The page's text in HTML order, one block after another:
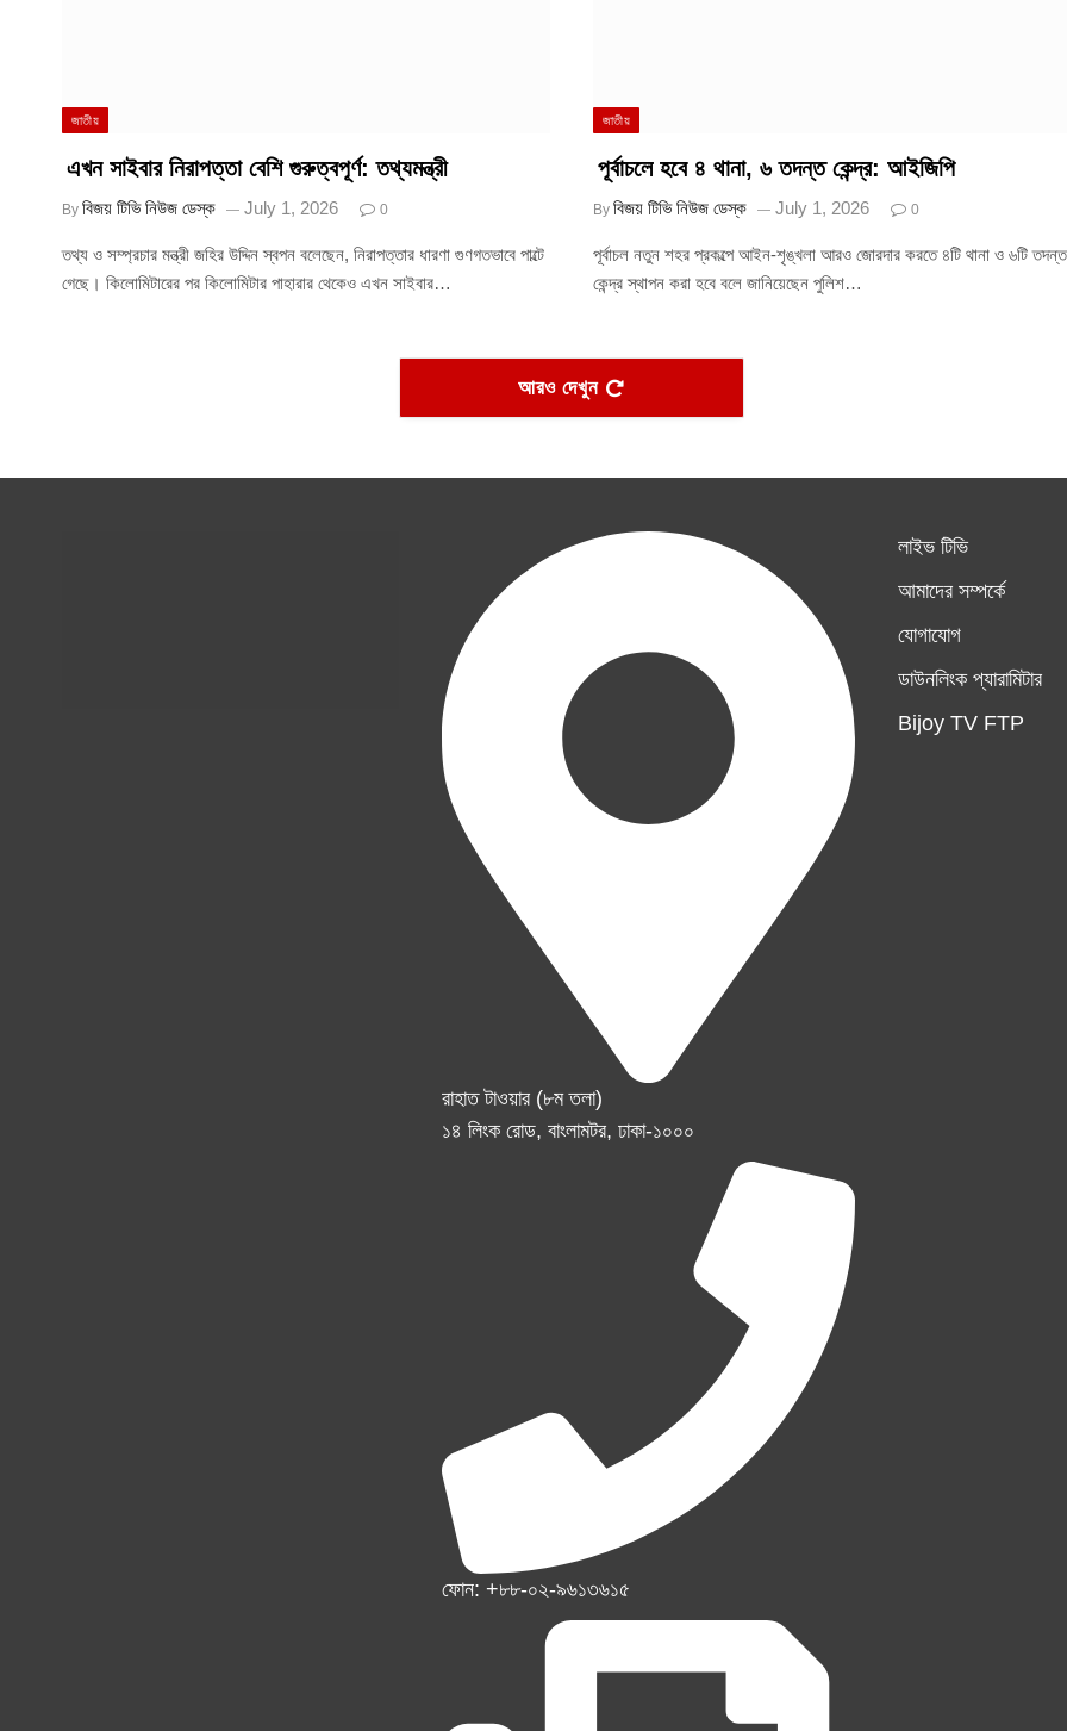
জাতীয়
এখন সাইবার নিরাপত্তা বেশি গুরুত্বপূর্ণ: তথ্যমন্ত্রী
By বিজয় টিভি নিউজ ডেস্ক July 1, 2026 0
তথ্য ও সম্প্রচার মন্ত্রী জহির উদ্দিন স্বপন বলেছেন, নিরাপত্তার ধারণা গুণগতভাবে পাল্টে
গেছে। কিলোমিটারের পর কিলোমিটার পাহারার থেকেও এখন সাইবার…
জাতীয়
পূর্বাচলে হবে ৪ থানা, ৬ তদন্ত কেন্দ্র: আইজিপি
By বিজয় টিভি নিউজ ডেস্ক July 1, 2026 0
পূর্বাচল নতুন শহর প্রকল্পে আইন-শৃঙ্খলা আরও জোরদার করতে ৪টি থানা ও ৬টি তদন্ত
কেন্দ্র স্থাপন করা হবে বলে জানিয়েছেন পুলিশ…
আরও দেখুন
রাহাত টাওয়ার (৮ম তলা)
১৪ লিংক রোড, বাংলামটর, ঢাকা-১০০০
ফোন: +৮৮-০২-৯৬১৩৬১৫
লাইভ টিভি
আমাদের সম্পর্কে
যোগাযোগ
ডাউনলিংক প্যারামিটার
Bijoy TV FTP